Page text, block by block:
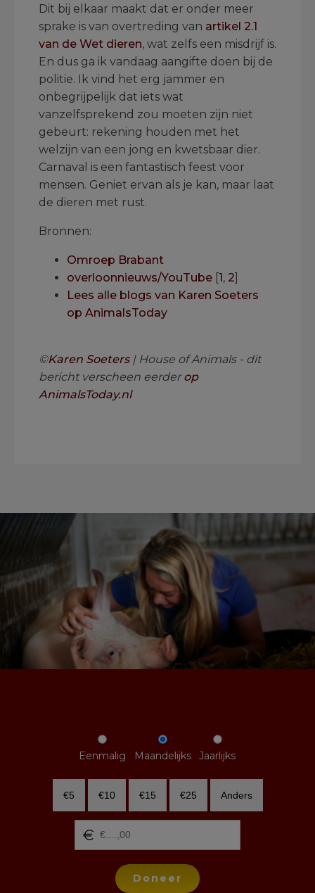
Dit bij elkaar maakt dat er onder meer
sprake is van overtreding van artikel 2.1
van de Wet dieren, wat zelfs een misdrijf is.
En dus ga ik vandaag aangifte doen bij de
politie. Ik vind het erg jammer en
onbegrijpelijk dat iets wat
vanzelfsprekend zou moeten zijn niet
gebeurt: rekening houden met het
welzijn van een jong en kwetsbaar dier.
Carnaval is een fantastisch feest voor
mensen. Geniet ervan als je kan, maar laat
de dieren met rust.
Bronnen:
Omroep Brabant
overloonnieuws/YouTube [1, 2]
Lees alle blogs van Karen Soeters
op AnimalsToday
©Karen Soeters| House of Animals - dit
bericht verscheen eerderop
AnimalsToday.nl
Eenmalig Maandelijks Jaarlijks
€5 €10 €15 €25 Anders
Doneer